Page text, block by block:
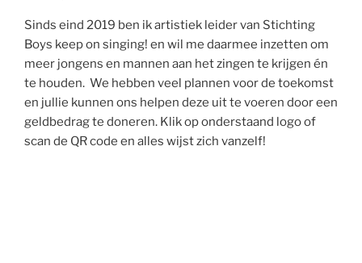
Sinds eind 2019 ben ik artistiek leider van Stichting
Boys keep on singing! en wil me daarmee inzetten om
meer jongens en mannen aan het zingen te krijgen én
te houden. We hebben veel plannen voor de toekomst
en jullie kunnen ons helpen deze uit te voeren door een
geldbedrag te doneren. Klik op onderstaand logo of
scan de QR code en alles wijst zich vanzelf!